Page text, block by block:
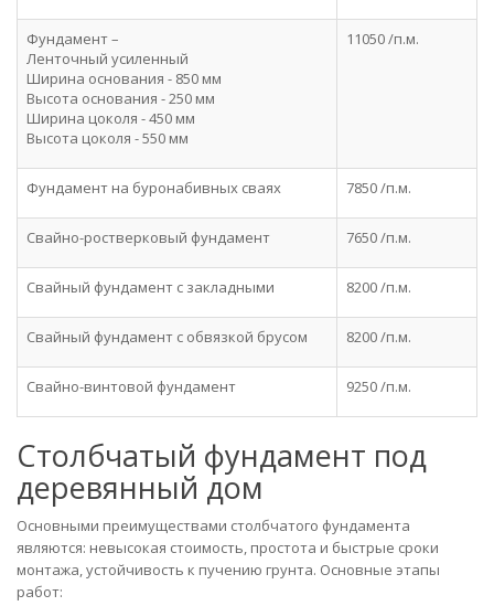
Фундамент –
Ленточный усиленный
Ширина основания - 850 мм
Высота основания - 250 мм
Ширина цоколя - 450 мм
Высота цоколя - 550 мм
11050 /п.м.
Фундамент на буронабивных сваях 7850 /п.м.
Свайно-ростверковый фундамент 7650 /п.м.
Свайный фундамент c закладными 8200 /п.м.
Свайный фундамент c обвязкой брусом 8200 /п.м.
Свайно-винтовой фундамент 9250 /п.м.
Столбчатый фундамент под
деревянный дом
Основными преимуществами столбчатого фундамента
являются: невысокая стоимость, простота и быстрые сроки
монтажа, устойчивость к пучению грунта. Основные этапы
работ: